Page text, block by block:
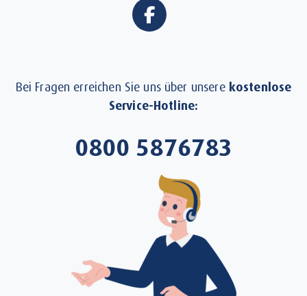
Bei Fragen erreichen Sie uns über unsere kostenlose
Service-Hotline:
0800 5876783